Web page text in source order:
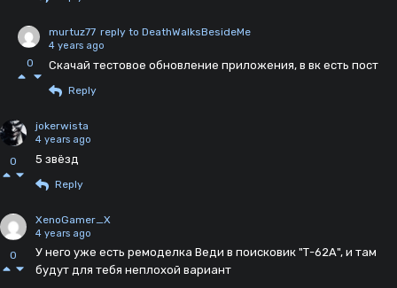
0
murtuz77 reply to DeathWalksBesideMe
4 years ago
Скачай тестовое обновление приложения, в вк есть пост
Reply
0
jokerwista
4 years ago
5 звёзд
Reply
0
XenoGamer_X
4 years ago
У него уже есть ремоделка Веди в поисковик "Т-62А", и там
будут для тебя неплохой вариант